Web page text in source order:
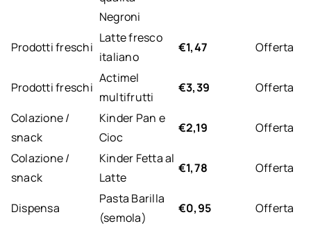
Negroni
Prodotti freschi
Latte fresco
italiano
€1,47 Offerta
Prodotti freschi
Actimel
multifrutti
€3,39
Offerta
Colazione /
snack
Kinder Pan e
Cioc
€2,19
Offerta
Colazione /
snack
Kinder Fetta al
Latte
€1,78 Offerta
Dispensa
Pasta Barilla
(semola)
€0,95 Offerta